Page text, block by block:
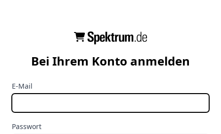
Bei Ihrem Konto anmelden
E-Mail
Passwort